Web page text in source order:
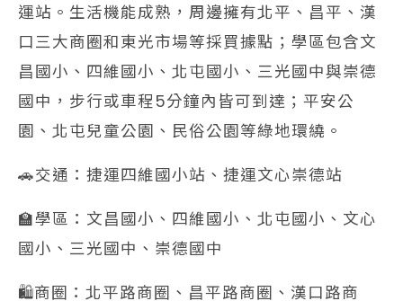
運站。生活機能成熟，周邊擁有北平、昌平、漢
口三大商圈和東光市場等採買據點；學區包含文
昌國小、四維國小、北屯國小、三光國中與崇德
國中，步行或車程5分鐘內皆可到達；平安公
園、北屯兒童公園、民俗公園等綠地環繞。
🚗交通：捷運四維國小站、捷運文心崇德站
🏫學區：文昌國小、四維國小、北屯國小、文心
國小、三光國中、崇德國中
🛍️商圈：北平路商圈、昌平路商圈、漢口路商